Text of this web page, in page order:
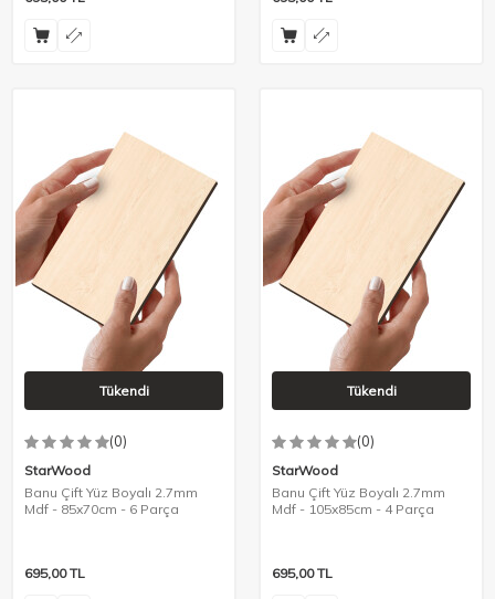
Tükendi
(0)
StarWood
Banu Çift Yüz Boyalı 2.7mm
Mdf - 85x70cm - 6 Parça
695,00TL
Tükendi
(0)
StarWood
Banu Çift Yüz Boyalı 2.7mm
Mdf - 105x85cm - 4 Parça
695,00TL